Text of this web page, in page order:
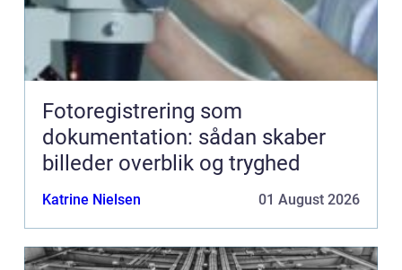
Fotoregistrering som
dokumentation: sådan skaber
billeder overblik og tryghed
Katrine Nielsen 01 August 2026